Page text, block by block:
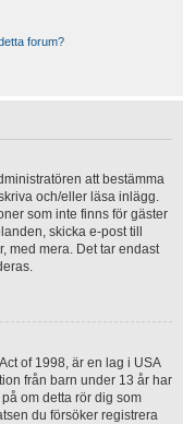
forum?
att bestämma
och/eller läsa inlägg.
som inte finns för gäster
skicka e-post till
med mera. Det tar endast
of 1998, är en lag i USA
från barn under 13 år har
om detta rör dig som
du försöker registrera